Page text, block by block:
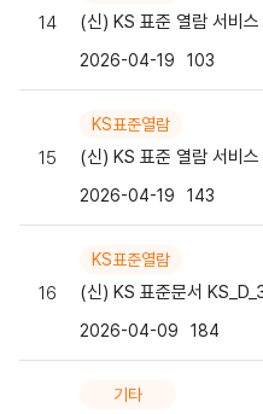
14 (신) KS 표준 열람 서비
2026-04-19 103
15
KS표준열람
(신) KS 표준 열람 서비
2026-04-19 143
16
KS표준열람
2026-04-09 184
기타